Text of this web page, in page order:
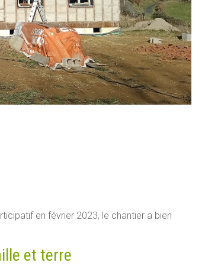
en février 2023, le chantier a bien
et terre